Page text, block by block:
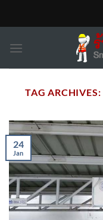
TAG ARCHIVES:
24
Jan